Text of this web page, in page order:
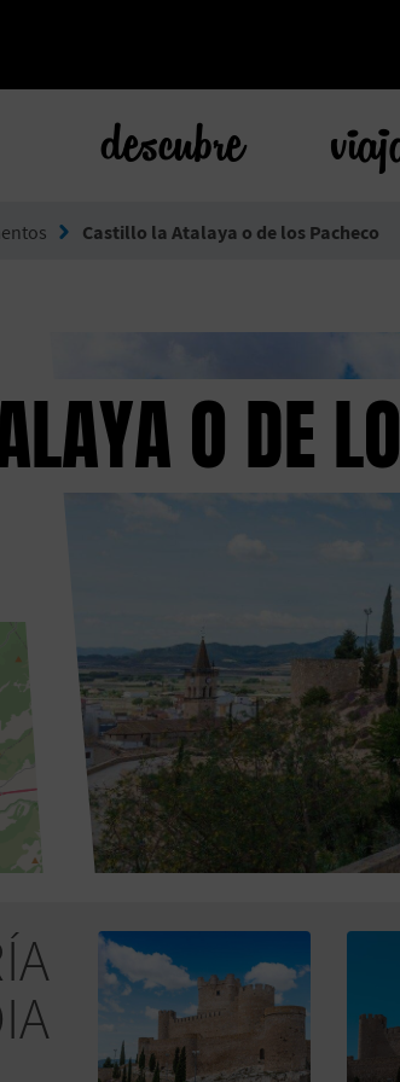
descubre
Castillo la Atalaya o de los Pacheco
O DE